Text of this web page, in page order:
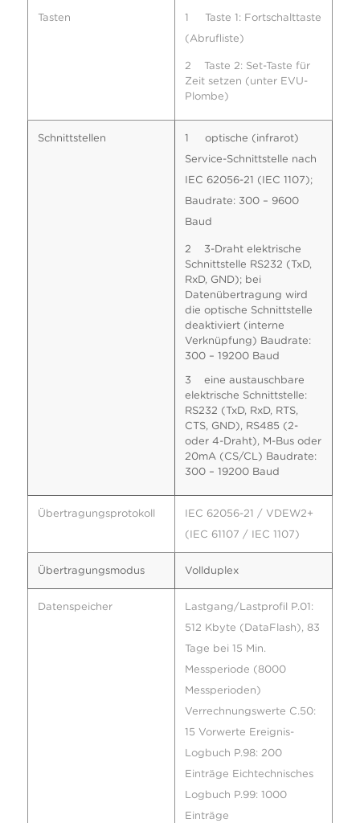
Tasten
1 Taste 1: Fortschalttaste
(Abrufliste)
2 Taste 2: Set-Taste für
Zeit setzen (unter EVU-
Plombe)
Schnittstellen
1 optische (infrarot)
Service-Schnittstelle nach
IEC 62056-21 (IEC 1107);
Baudrate: 300 – 9600
Baud
2 3-Draht elektrische
Schnittstelle RS232 (TxD,
RxD, GND); bei
Datenübertragung wird
die optische Schnittstelle
deaktiviert (interne
Verknüpfung) Baudrate:
300 – 19200 Baud
3 eine austauschbare
elektrische Schnittstelle:
RS232 (TxD, RxD, RTS,
CTS, GND), RS485 (2-
oder 4-Draht), M-Bus oder
20mA (CS/CL) Baudrate:
300 – 19200 Baud
Übertragungsprotokoll
IEC 62056-21 / VDEW2+
(IEC 61107 / IEC 1107)
Übertragungsmodus Vollduplex
Datenspeicher
Lastgang/Lastprofil P.01:
512 Kbyte (DataFlash), 83
Tage bei 15 Min.
Messperiode (8000
Messperioden)
Verrechnungswerte C.50:
15 Vorwerte Ereignis-
Logbuch P.98: 200
Einträge Eichtechnisches
Logbuch P.99: 1000
Einträge